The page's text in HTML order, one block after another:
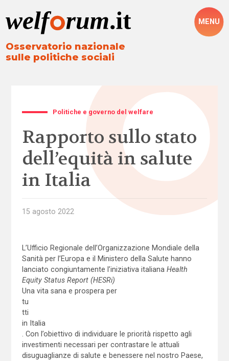
Osservatorio nazionale
sulle politiche sociali
MENU
Politiche e governo del welfare
Rapporto sullo stato
dell’equità in salute
in Italia
15 agosto 2022
L’Ufficio Regionale dell’Organizzazione Mondiale della
Sanità per l’Europa e il Ministero della Salute hanno
lanciato congiuntamente l’iniziativa italiana Health
Equity Status Report (HESRi)
Una vita sana e prospera per
tu
tti
in Italia
. Con l’obiettivo di individuare le priorità rispetto agli
investimenti necessari per contrastare le attuali
disuguaglianze di salute e benessere nel nostro Paese,